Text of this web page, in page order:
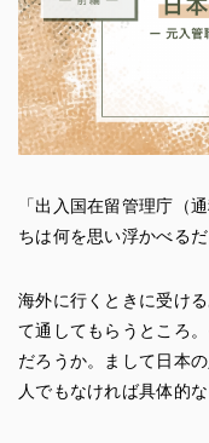
「出入国在留管理庁（
ちは何を思い浮かべるだ
海外に行くときに受け
て通してもらうところ
だろうか。まして日本
人でもなければ具体的